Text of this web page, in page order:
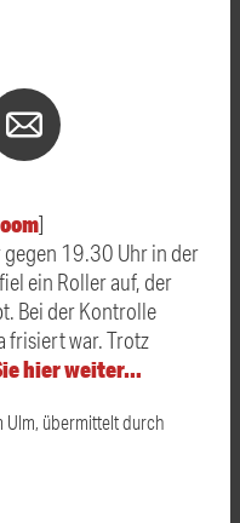
unter
Verkehr
unter
]
gegen 19.30 Uhr in der
ein Roller auf, der
Bei der Kontrolle
frisiert war. Trotz
hier weiter…
Ulm, übermittelt durch